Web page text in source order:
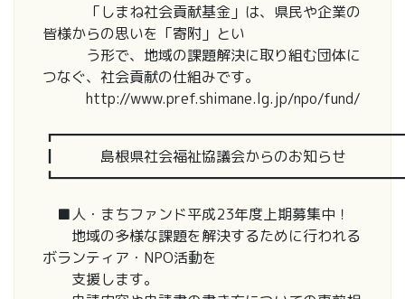
「しまね社会貢献基金」は、県民や企業の
皆様からの思いを「寄附」とい
う形で、地域の課題解決に取り組む団体に
つなぐ、社会貢献の仕組みです。
http://www.pref.shimane.lg.jp/npo/fund/
┃ 島根県社会福祉協議会からのお知らせ
■人・まちファンド平成23年度上期募集中！
地域の多様な課題を解決するために行われる
ボランティア・NPO活動を
支援します。